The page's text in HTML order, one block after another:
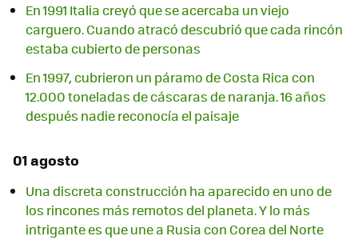
En 1991 Italia creyó que se acercaba un viejo
carguero. Cuando atracó descubrió que cada rincón
estaba cubierto de personas
En 1997, cubrieron un páramo de Costa Rica con
12.000 toneladas de cáscaras de naranja. 16 años
después nadie reconocía el paisaje
01 agosto
Una discreta construcción ha aparecido en uno de
los rincones más remotos del planeta. Y lo más
intrigante es que une a Rusia con Corea del Norte